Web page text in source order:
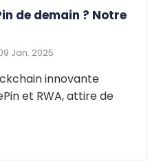
de demain ? Notre
Jan. 2025
innovante
et RWA, attire de